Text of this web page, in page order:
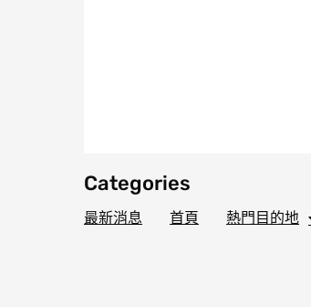
Categories
最新消息 首頁 熱門目的地